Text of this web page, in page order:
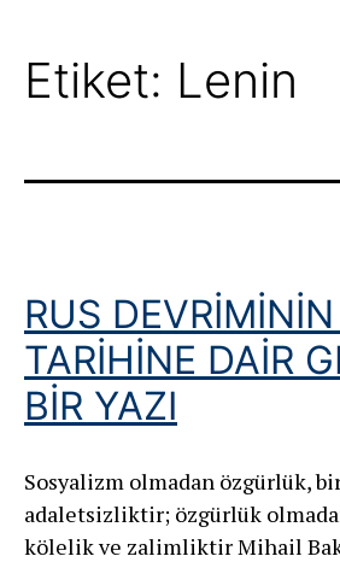
Etiket: Lenin
RUS
TARİHİNE DAİR
BİR YAZI
Sosyalizm olmadan özgürlük,
adaletsizliktir; özgürlük
kölelik ve zalimliktir Mihail